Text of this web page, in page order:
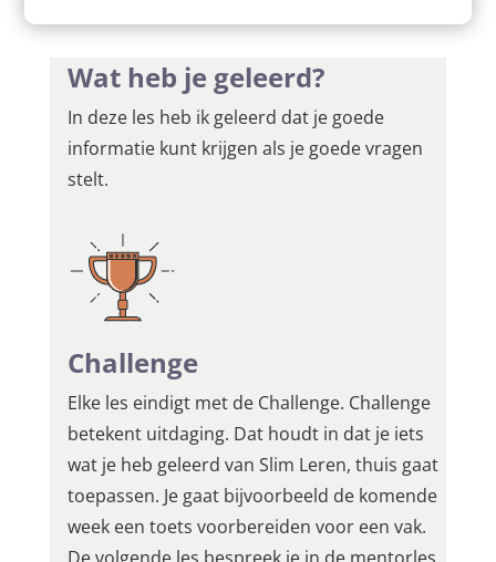
Wat heb je geleerd?
In deze les heb ik geleerd dat je goede
informatie kunt krijgen als je goede vragen
stelt.
Challenge
Elke les eindigt met de Challenge. Challenge
betekent uitdaging. Dat houdt in dat je iets
wat je heb geleerd van Slim Leren, thuis gaat
toepassen. Je gaat bijvoorbeeld de komende
week een toets voorbereiden voor een vak.